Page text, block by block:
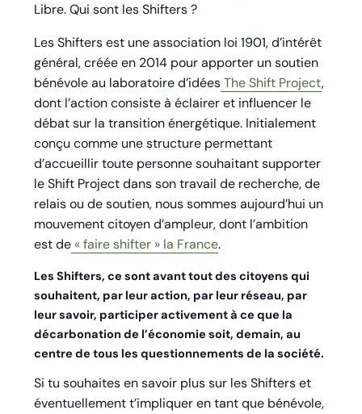
Libre. Qui sont les Shifters ?
Les Shifters est une association loi 1901, d’intérêt
général, créée en 2014 pour apporter un soutien
bénévole au laboratoire d’idéesThe Shift Project,
dont l’action consiste à éclairer et influencer le
débat sur la transition énergétique. Initialement
conçu comme une structure permettant
d’accueillir toute personne souhaitant supporter
le Shift Project dans son travail de recherche, de
relais ou de soutien, nous sommes aujourd’hui un
mouvement citoyen d’ampleur, dont l’ambition
est de« faire shifter » la France.
Les Shifters, ce sont avant tout des citoyens qui
souhaitent, par leur action, par leur réseau, par
leur savoir, participer activement à ce que la
décarbonation de l’économie soit, demain, au
centre de tous les questionnements de la société.
Si tu souhaites en savoir plus sur les Shifters et
éventuellement t’impliquer en tant que bénévole,